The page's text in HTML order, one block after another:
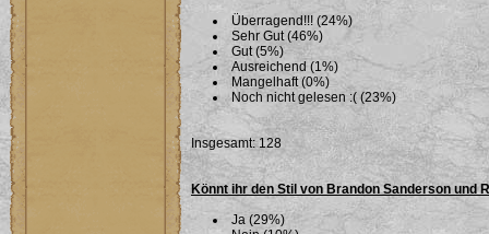
Überragend!!! (24%)
Sehr Gut (46%)
Gut (5%)
Ausreichend (1%)
Mangelhaft (0%)
Noch nicht gelesen :( (23%)
Insgesamt: 128
Könnt ihr den Stil von Brandon Sanderson und
Ja (29%)